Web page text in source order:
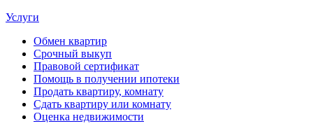
Услуги
Обмен квартир
Срочный выкуп
Правовой сертификат
Помощь в получении ипотеки
Продать квартиру, комнату
Сдать квартиру или комнату
Оценка недвижимости